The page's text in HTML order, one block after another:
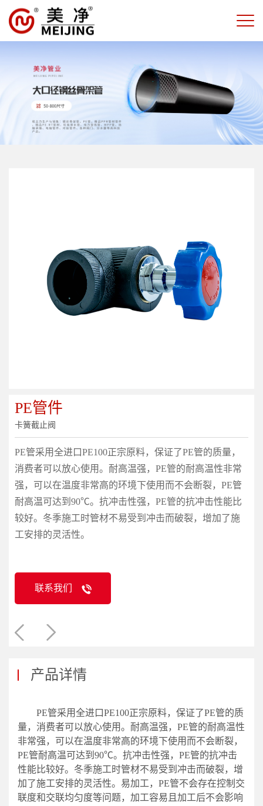
PE管件
卡簧截止阀
PE管采用全进口PE100正宗原料，保证了PE管的质量，
消费者可以放心使用。耐高温强，PE管的耐高温性非常
强，可以在温度非常高的环境下使用而不会断裂，PE管
耐高温可达到90℃。抗冲击性强，PE管的抗冲击性能比
较好。冬季施工时管材不易受到冲击而破裂，增加了施
工安排的灵活性。
联系我们
产品详情
PE管采用全进口PE100正宗原料，保证了PE管的质
量，消费者可以放心使用。耐高温强，PE管的耐高温性
非常强，可以在温度非常高的环境下使用而不会断裂，
PE管耐高温可达到90℃。抗冲击性强，PE管的抗冲击
性能比较好。冬季施工时管材不易受到冲击而破裂，增
加了施工安排的灵活性。易加工，PE管不会存在控制交
联度和交联均匀度等问题，加工容易且加工后不会影响